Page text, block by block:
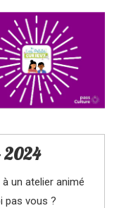
2024
un atelier animé
pas vous ?